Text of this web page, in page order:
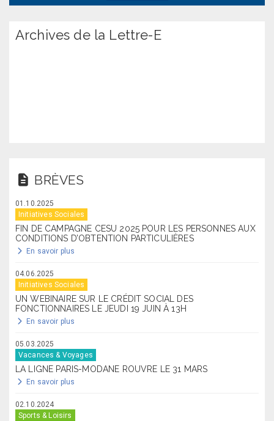
Archives de la Lettre-E
BRÈVES
01.10.2025
Initiatives Sociales
FIN DE CAMPAGNE CESU 2025 POUR LES PERSONNES AUX
CONDITIONS D’OBTENTION PARTICULIÈRES
En savoir plus
04.06.2025
Initiatives Sociales
UN WEBINAIRE SUR LE CRÉDIT SOCIAL DES
FONCTIONNAIRES LE JEUDI 19 JUIN À 13H
En savoir plus
05.03.2025
Vacances & Voyages
LA LIGNE PARIS-MODANE ROUVRE LE 31 MARS
En savoir plus
02.10.2024
Sports & Loisirs